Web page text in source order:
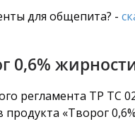
для общепита? -
0,6%
регламента ТР ТС
«Творог